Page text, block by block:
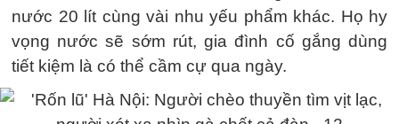
nước 20 lít cùng vài nhu yếu phẩm khác. Họ hy
vọng nước sẽ sớm rút, gia đình cố gắng dùng
tiết kiệm là có thể cầm cự qua ngày.